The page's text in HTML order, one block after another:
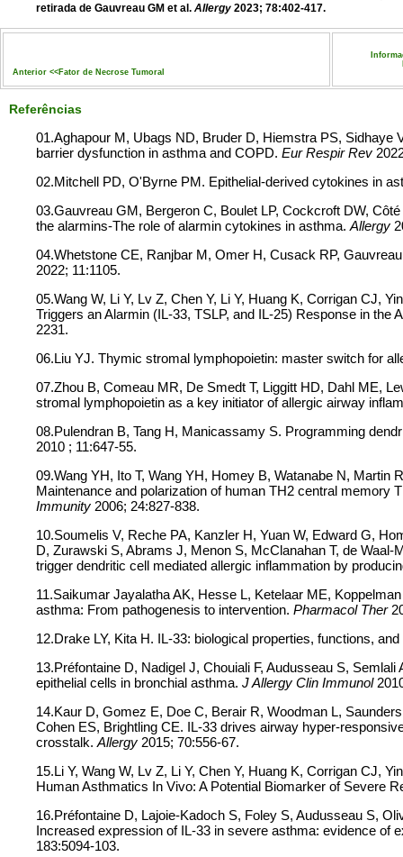
retirada de Gauvreau GM et al. Allergy 2023; 78:402-417.
Anterior << Fator de Necrose Tumoral
Referências
01.Aghapour M, Ubags ND, Bruder D, Hiemstra PS, Sidhaye
barrier dysfunction in asthma and COPD. Eur Respir Rev
02.Mitchell PD, O'Byrne PM. Epithelial-derived cytokines in
03.Gauvreau GM, Bergeron C, Boulet LP, Cockcroft DW,
the alarmins-The role of alarmin cytokines in asthma. Allergy
04.Whetstone CE, Ranjbar M, Omer H, Cusack RP,
2022; 11:1105.
05.Wang W, Li Y, Lv Z, Chen Y, Li Y, Huang K, Corrigan CJ,
Triggers an Alarmin (IL-33, TSLP, and IL-25) Response in
2231.
06.Liu YJ. Thymic stromal lymphopoietin: master switch for
07.Zhou B, Comeau MR, De Smedt T, Liggitt HD, Dahl ME,
stromal lymphopoietin as a key initiator of allergic airway
08.Pulendran B, Tang H, Manicassamy S. Programming
2010 ; 11:647-55.
09.Wang YH, Ito T, Wang YH, Homey B, Watanabe N,
Maintenance and polarization of human TH2 central
Immunity 2006; 24:827-838.
10.Soumelis V, Reche PA, Kanzler H, Yuan W, Edward G,
D, Zurawski S, Abrams J, Menon S, McClanahan T, de
trigger dendritic cell mediated allergic inflammation by
11.Saikumar Jayalatha AK, Hesse L, Ketelaar ME,
asthma: From pathogenesis to intervention. Pharmacol Ther
12.Drake LY, Kita H. IL-33: biological properties, functions,
13.Préfontaine D, Nadigel J, Chouiali F, Audusseau S,
epithelial cells in bronchial asthma. J Allergy Clin Immunol
14.Kaur D, Gomez E, Doe C, Berair R, Woodman L,
Cohen ES, Brightling CE. IL-33 drives airway hyper-
crosstalk. Allergy 2015; 70:556-67.
15.Li Y, Wang W, Lv Z, Li Y, Chen Y, Huang K, Corrigan CJ,
Human Asthmatics In Vivo: A Potential Biomarker of Severe
16.Préfontaine D, Lajoie-Kadoch S, Foley S, Audusseau S,
Increased expression of IL-33 in severe asthma: evidence
183:5094-103.